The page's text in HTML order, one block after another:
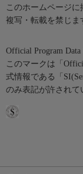
このホームページ
複写・転載を禁じま
Official Program
このマークは「
式情報である「
のみ表記が許されて